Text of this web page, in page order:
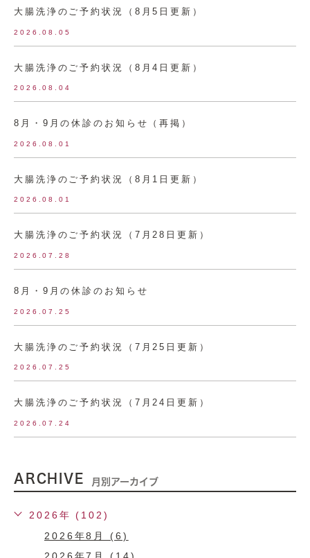
大腸洗浄のご予約状況（8月5日更新）
2026.08.05
大腸洗浄のご予約状況（8月4日更新）
2026.08.04
8月・9月の休診のお知らせ（再掲）
2026.08.01
大腸洗浄のご予約状況（8月1日更新）
2026.08.01
大腸洗浄のご予約状況（7月28日更新）
2026.07.28
8月・9月の休診のお知らせ
2026.07.25
大腸洗浄のご予約状況（7月25日更新）
2026.07.25
大腸洗浄のご予約状況（7月24日更新）
2026.07.24
ARCHIVE 月別アーカイブ
2026年 (102)
2026年8月 (6)